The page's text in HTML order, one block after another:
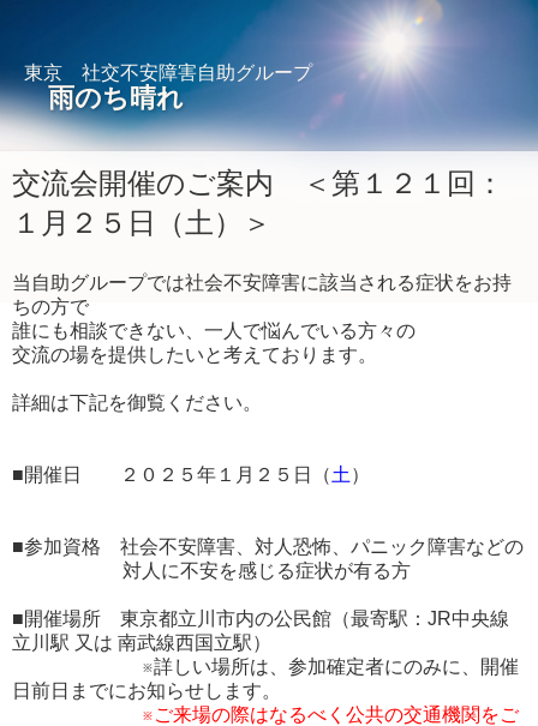
東京 社交不安障害自助グループ
雨のち晴れ
交流会開催のご案内 ＜第１２１回：
１月２５日（土）＞
当自助グループでは社会不安障害に該当される症状をお持
ちの方で
誰にも相談できない、一人で悩んでいる方々の
交流の場を提供したいと考えております。
詳細は下記を御覧ください。
■開催日 ２０２５年１月２５日（土 ）
■参加資格 社会不安障害、対人恐怖、パニック障害などの
対人に不安を感じる症状が有る方
■開催場所 東京都立川市内の公民館（最寄駅：JR中央線
立川駅 又は 南武線西国立駅）
※詳しい場所は、参加確定者にのみに、開催
日前日までにお知らせします。
※ご来場の際はなるべく公共の交通機関をご